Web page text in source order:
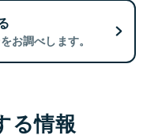
お調べします。
る情報